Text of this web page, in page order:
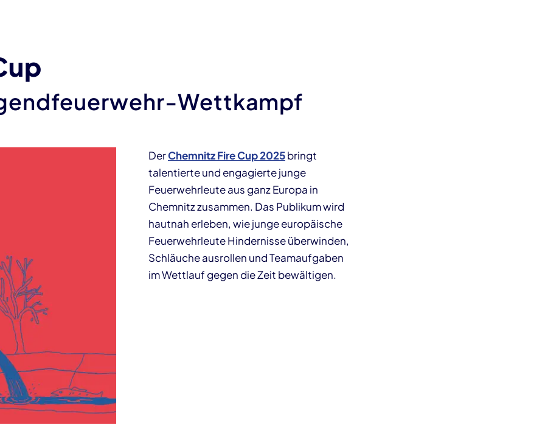
Wettkampf
DerChemnitz Fire Cup 2025bringt
talentierte und engagierte junge
Feuerwehrleute aus ganz Europa in
Chemnitz zusammen. Das Publikum wird
hautnah erleben, wie junge europäische
Feuerwehrleute Hinder­nisse überwinden,
Schläuche aus­rollen und Teamaufgaben
im Wettlauf gegen die Zeit bewältigen.